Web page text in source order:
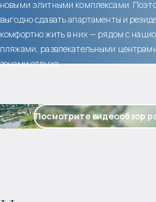
новыми элитными комплексами.
выгодно сдавать апартаменты и
комфортно жить в них — рядом с
пляжами, развлекательными
зонами отдыха.
Посмотрите видеообзор